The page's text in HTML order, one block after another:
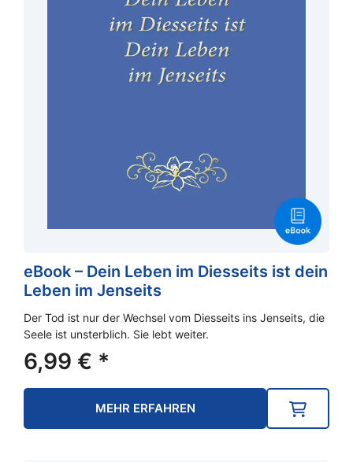
eBook – Dein Leben im Diesseits ist dein
Leben im Jenseits
Der Tod ist nur der Wechsel vom Diesseits ins Jenseits, die
Seele ist unsterblich. Sie lebt weiter.
6,99 € *
MEHR ERFAHREN